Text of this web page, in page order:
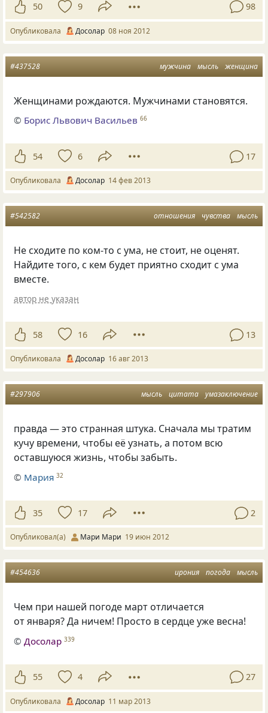
50 9 98
Опубликовала Досолар 08 ноя 2012
мужчина мысль женщина
#437528
Женщинами рождаются. Мужчинами становятся.
© Борис Львович Васильев 66
54 6 17
Опубликовала Досолар 14 фев 2013
отношения чувства мысль
#542582
Не сходите по ком-то с ума, не стоит, не оценят.
Найдите того, с кем будет приятно сходит с ума
вместе.
автор не указан
58 16 13
Опубликовала Досолар 16 авг 2013
мысль цитата умазаключение
#297906
правда — это странная штука. Сначала мы тратим
кучу времени, чтобы её узнать, а потом всю
оставшуюся жизнь, чтобы забыть.
© Мария 32
35 17 2
Опубликовал(а) Мари Мари 19 июн 2012
ирония погода мысль
#454636
Чем при нашей погоде март отличается
от января? Да ничем! Просто в сердце уже весна!
© Досолар 339
55 4 27
Опубликовала Досолар 11 мар 2013